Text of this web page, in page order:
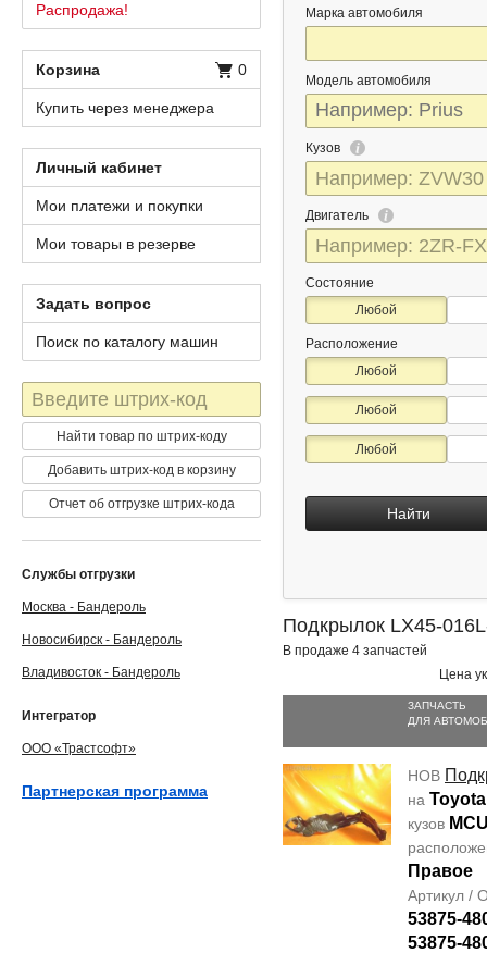
Марка автомобиля
Модель автомобиля
Кузов
Двигатель
Состояние
Любой
Расположение
Любой
Любой
Любой
Найти
Подкрылок LX45-
В продаже 4 запчастей
Цена
ЗАПЧАСТЬ
ДЛЯ
НОВ
на
кузов
Правое
Артикул /
53875-
53875-
Распродажа!
Корзина 0
Купить через менеджера
Личный кабинет
Мои платежи и покупки
Мои товары в резерве
Задать вопрос
Поиск по каталогу машин
Штрих-
код
Найти товар по штрих-коду
Добавить штрих-код в корзину
Отчет об отгрузке штрих-кода
Службы отгрузки
Москва - Бандероль
Новосибирск - Бандероль
Владивосток - Бандероль
Интегратор
ООО «Трастсофт»
Партнерская программа